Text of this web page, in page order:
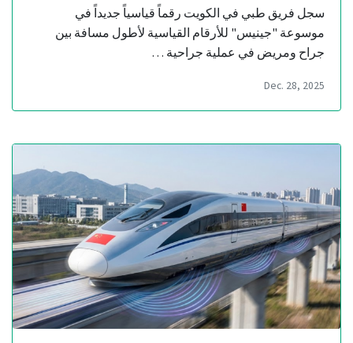
سجل فريق طبي في الكويت رقماً قياسياً جديداً في
موسوعة "جينيس" للأرقام القياسية لأطول مسافة بين
جراح ومريض في عملية جراحية …
Dec. 28, 2025